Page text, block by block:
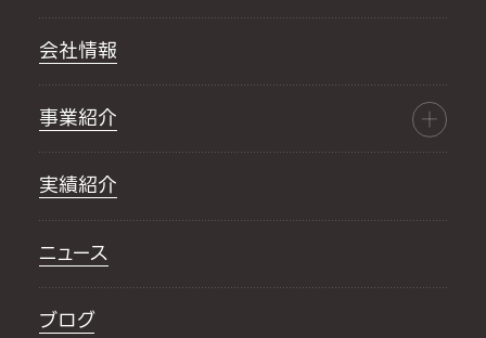
会社情報
事業紹介
実績紹介
ニュース
ブログ